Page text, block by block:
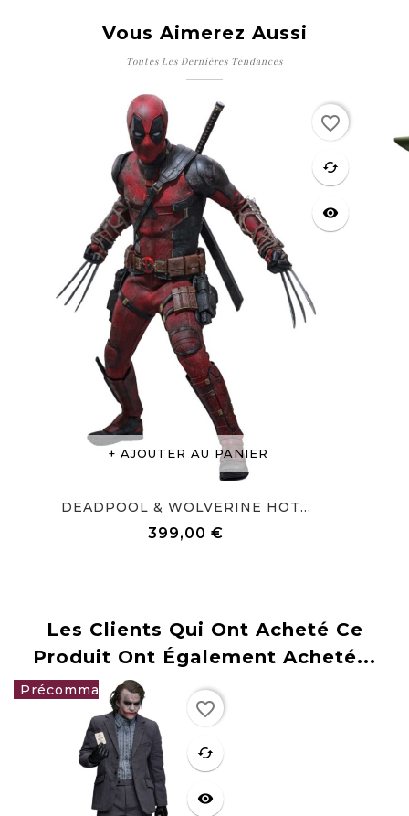
Vous Aimerez Aussi
Toutes Les Dernières Tendances
AJOUTER AU PANIER
favorite
cached
visibility
DEADPOOL & WOLVERINE HOT...
399,00 €
favorite_border
Les Clients Qui Ont Acheté Ce
Produit Ont Également Acheté...
favorite
cached
visibility
favorite_border